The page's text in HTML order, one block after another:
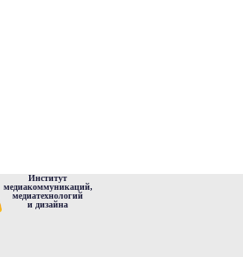
Институт
медиакоммуникаций,
медиатехнологий
и дизайна